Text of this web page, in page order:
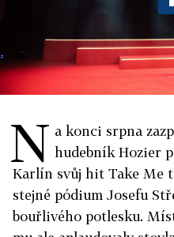
N a konci srpna
hudebník Hozier
Karlín svůj hit Take Me
stejné pódium Josefu
bouřlivého potlesku.